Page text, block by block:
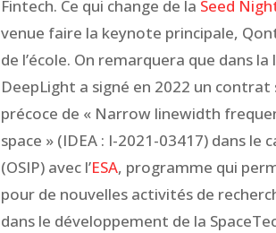
Fintech. Ce qui change de la Seed
venue faire la keynote principale,
de l’école. On remarquera que dans
DeepLight a signé en 2022 un
précoce de « Narrow linewidth
space » (IDEA : I-2021-03417) dans
(OSIP) avec l’ESA, programme qui
pour de nouvelles activités de
dans le développement de la